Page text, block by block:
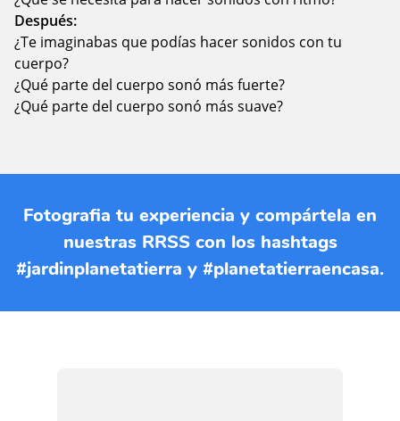
Después:
¿Te imaginabas que podías hacer sonidos con tu
cuerpo?
¿Qué parte del cuerpo sonó más fuerte?
¿Qué parte del cuerpo sonó más suave?
Fotografia tu experiencia y compártela en
nuestras RRSS con los hashtags
#jardinplanetatierra y #planetatierraencasa.